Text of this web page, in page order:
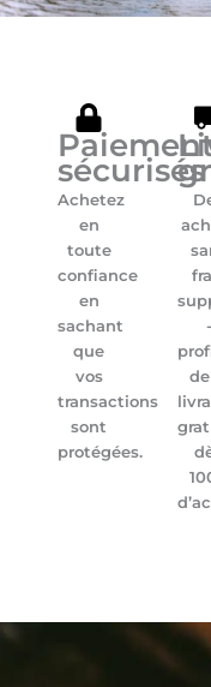
sécurisés
Achetez
en
toute
confiance
en
sachant
que
vos
transactions
sont
protégées.
-